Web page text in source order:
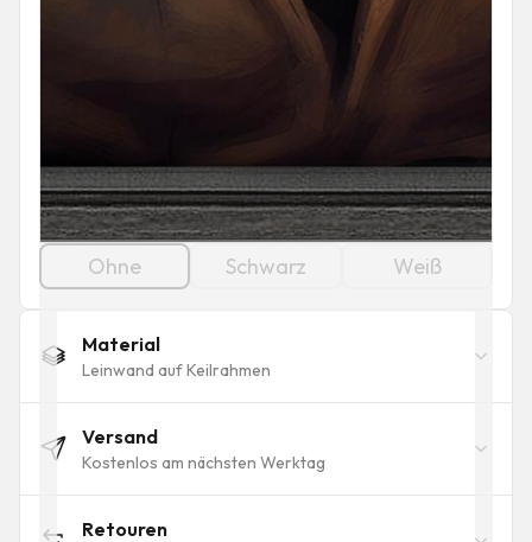
Ohne Schwarz Weiß
Material
Leinwand auf Keilrahmen
Versand
Kostenlos am nächsten Werktag
Retouren